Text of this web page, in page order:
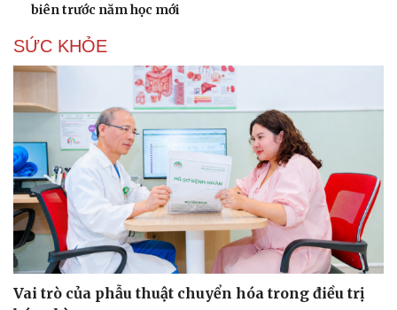
biên trước năm học mới
SỨC KHỎE
Vai trò của phẫu thuật chuyển hóa trong điều trị